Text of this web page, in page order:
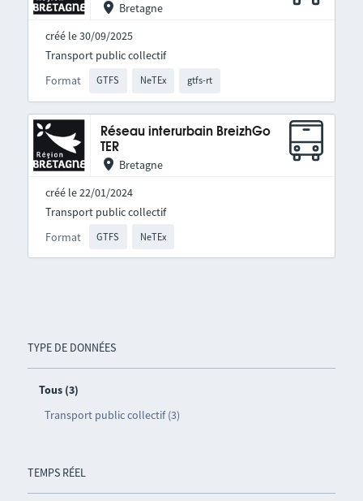
TYPE DE DONNÉES
Tous (3)
Transport public collectif (3)
TEMPS RÉEL
Bretagne
créé le 30/09/2025
Format GTFS NeTEx gtfs-rt
Transport public collectif
Réseau interurbain BreizhGo
TER
Bretagne
créé le 22/01/2024
Format GTFS NeTEx
Transport public collectif